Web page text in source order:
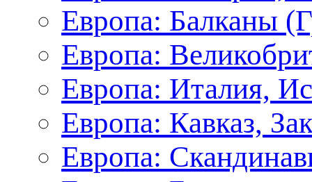
Европа: Балканы
Европа:
Европа: Италия,
Европа: Кавказ,
Европа: